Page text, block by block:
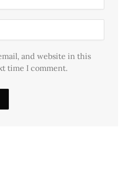
and website in this
time I comment.